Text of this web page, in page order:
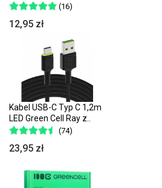
(16)
12,95 zł
Kabel USB-C Typ C 1,2m
LED Green Cell Ray z..
(74)
23,95 zł